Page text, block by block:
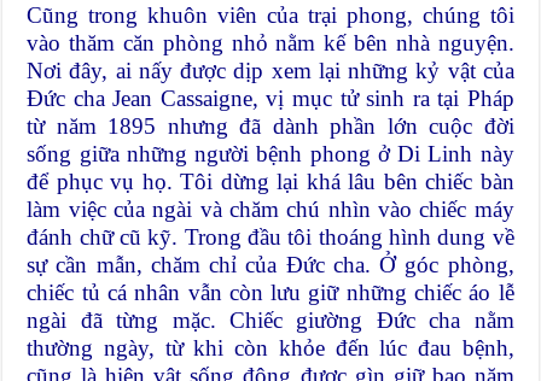
Cũng trong khuôn viên của trại phong, chúng tôi
vào thăm căn phòng nhỏ nằm kế bên nhà nguyện.
Nơi đây, ai nấy được dịp xem lại những kỷ vật của
Ðức cha Jean Cassaigne, vị mục tử sinh ra tại Pháp
từ năm 1895 nhưng đã dành phần lớn cuộc đời
sống giữa những người bệnh phong ở Di Linh này
để phục vụ họ. Tôi dừng lại khá lâu bên chiếc bàn
làm việc của ngài và chăm chú nhìn vào chiếc máy
đánh chữ cũ kỹ. Trong đầu tôi thoáng hình dung về
sự cần mẫn, chăm chỉ của Ðức cha. Ở góc phòng,
chiếc tủ cá nhân vẫn còn lưu giữ những chiếc áo lễ
ngài đã từng mặc. Chiếc giường Ðức cha nằm
thường ngày, từ khi còn khỏe đến lúc đau bệnh,
cũng là hiện vật sống động được gìn giữ bao năm